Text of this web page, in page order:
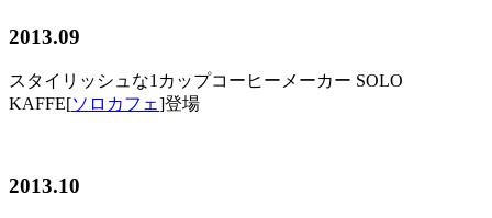
2013.09
スタイリッシュな1カップコーヒーメーカー SOLO
KAFFE[ソロカフェ]登場
2013.10